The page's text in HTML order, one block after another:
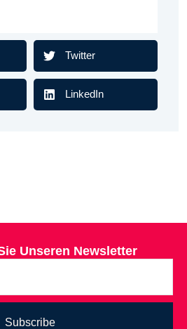
Twitter
LinkedIn
Unseren Newsletter
Subscribe